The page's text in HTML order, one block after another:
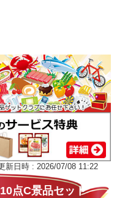
新日時 : 2026/07/08 11:22
点C景品セット